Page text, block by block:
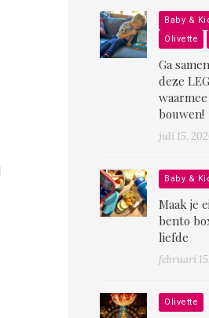
Baby &
Olivette
Ga
deze
bouwen!
juli 15,
Baby &
Maak je
bento
liefde
februari
Olivette